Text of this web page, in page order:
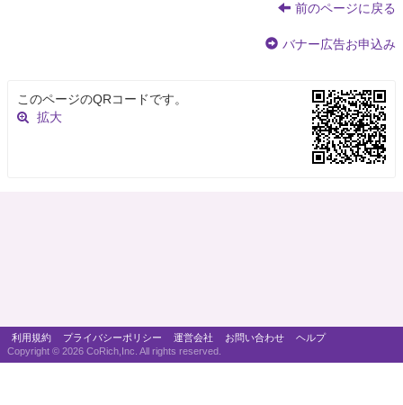
前のページに戻る
バナー広告お申込み
このページのQRコードです。
拡大
利用規約 プライバシーポリシー 運営会社 お問い合わせ
ヘルプ
Copyright © 2026 CoRich,Inc. All rights reserved.